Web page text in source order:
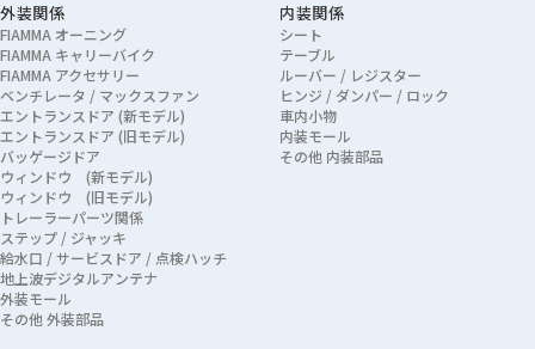
外装関係
FIAMMA オーニング
FIAMMA キャリーバイク
FIAMMA アクセサリー
ベンチレータ / マックスファン
エントランスドア (新モデル)
エントランスドア (旧モデル)
バッゲージドア
ウィンドウ (新モデル)
ウィンドウ (旧モデル)
トレーラーパーツ関係
ステップ / ジャッキ
給水口 / サービスドア / 点検ハッチ
地上波デジタルアンテナ
外装モール
その他 外装部品
内装関係
シート
テーブル
ルーバー / レジスター
ヒンジ / ダンパー / ロック
車内小物
内装モール
その他 内装部品